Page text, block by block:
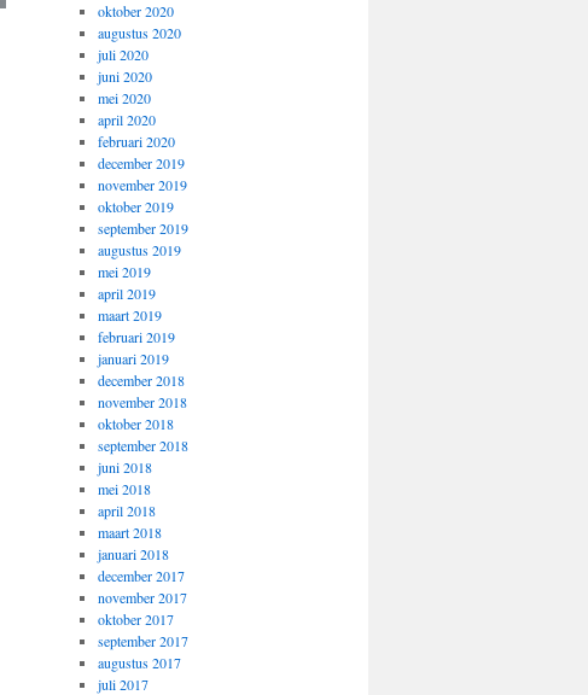
oktober 2020
augustus 2020
juli 2020
juni 2020
mei 2020
april 2020
februari 2020
december 2019
november 2019
oktober 2019
september 2019
augustus 2019
mei 2019
april 2019
maart 2019
februari 2019
januari 2019
december 2018
november 2018
oktober 2018
september 2018
juni 2018
mei 2018
april 2018
maart 2018
januari 2018
december 2017
november 2017
oktober 2017
september 2017
augustus 2017
juli 2017